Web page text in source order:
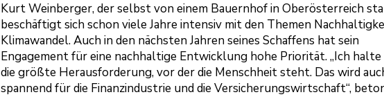
Kurt Weinberger, der selbst von einem Bauernhof in Oberösterreich
beschäftigt sich schon viele Jahre intensiv mit den Themen
Klimawandel. Auch in den nächsten Jahren seines Schaffens hat sein
Engagement für eine nachhaltige Entwicklung hohe Priorität. „Ich halte
die größte Herausforderung, vor der die Menschheit steht. Das wird
spannend für die Finanzindustrie und die Versicherungswirtschaft“,